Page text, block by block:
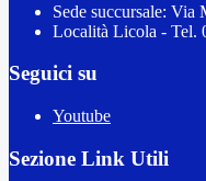
Sede succursale: Via
Località Licola - Tel.
Seguici su
Youtube
Sezione Link Utili